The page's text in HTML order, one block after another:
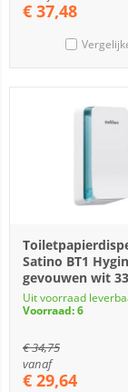
€ 37,48
Satino BT1
gevouwen wit
Uit voorraad
Voorraad: 6
€34,75
vanaf
€ 29,64